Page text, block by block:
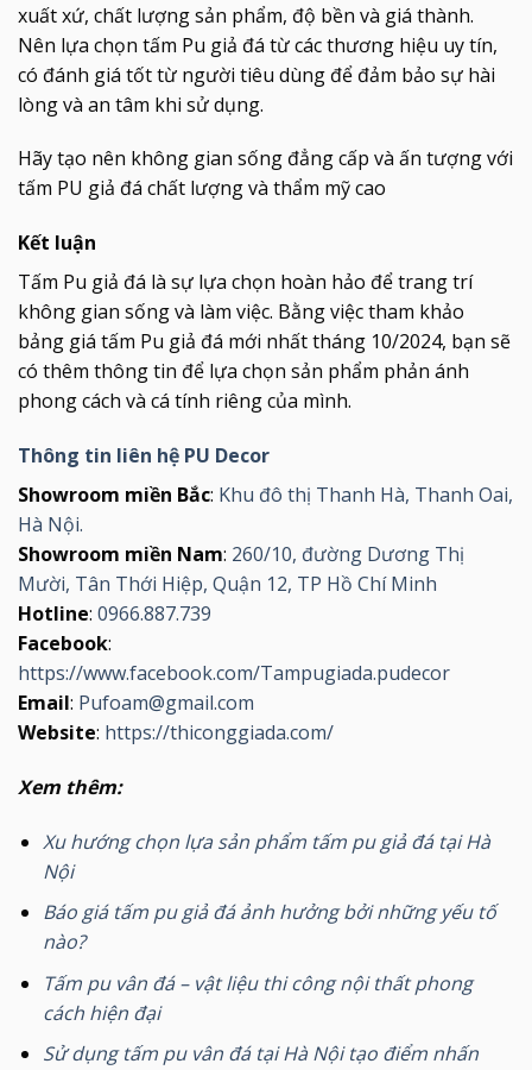
xuất xứ, chất lượng sản phẩm, độ bền và giá thành.
Nên lựa chọn tấm Pu giả đá từ các thương hiệu uy tín,
có đánh giá tốt từ người tiêu dùng để đảm bảo sự hài
lòng và an tâm khi sử dụng.
Hãy tạo nên không gian sống đẳng cấp và ấn tượng với
tấm PU giả đá chất lượng và thẩm mỹ cao
Kết luận
Tấm Pu giả đá là sự lựa chọn hoàn hảo để trang trí
không gian sống và làm việc. Bằng việc tham khảo
bảng giá tấm Pu giả đá mới nhất tháng 10/2024, bạn sẽ
có thêm thông tin để lựa chọn sản phẩm phản ánh
phong cách và cá tính riêng của mình.
Thông tin liên hệ PU Decor
Showroom miền Bắc: Khu đô thị Thanh Hà, Thanh Oai,
Hà Nội.
Showroom miền Nam: 260/10, đường Dương Thị
Mười, Tân Thới Hiệp, Quận 12, TP Hồ Chí Minh
Hotline: 0966.887.739
Facebook:
https://www.facebook.com/Tampugiada.pudecor
Email: Pufoam@gmail.com
Website: https://thiconggiada.com/
Xem thêm:
Xu hướng chọn lựa sản phẩm tấm pu giả đá tại Hà
Nội
Báo giá tấm pu giả đá ảnh hưởng bởi những yếu tố
nào?
Tấm pu vân đá – vật liệu thi công nội thất phong
cách hiện đại
Sử dụng tấm pu vân đá tại Hà Nội tạo điểm nhấn